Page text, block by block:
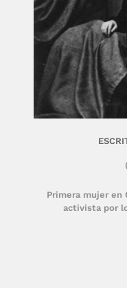
Primera mujer en
activista por